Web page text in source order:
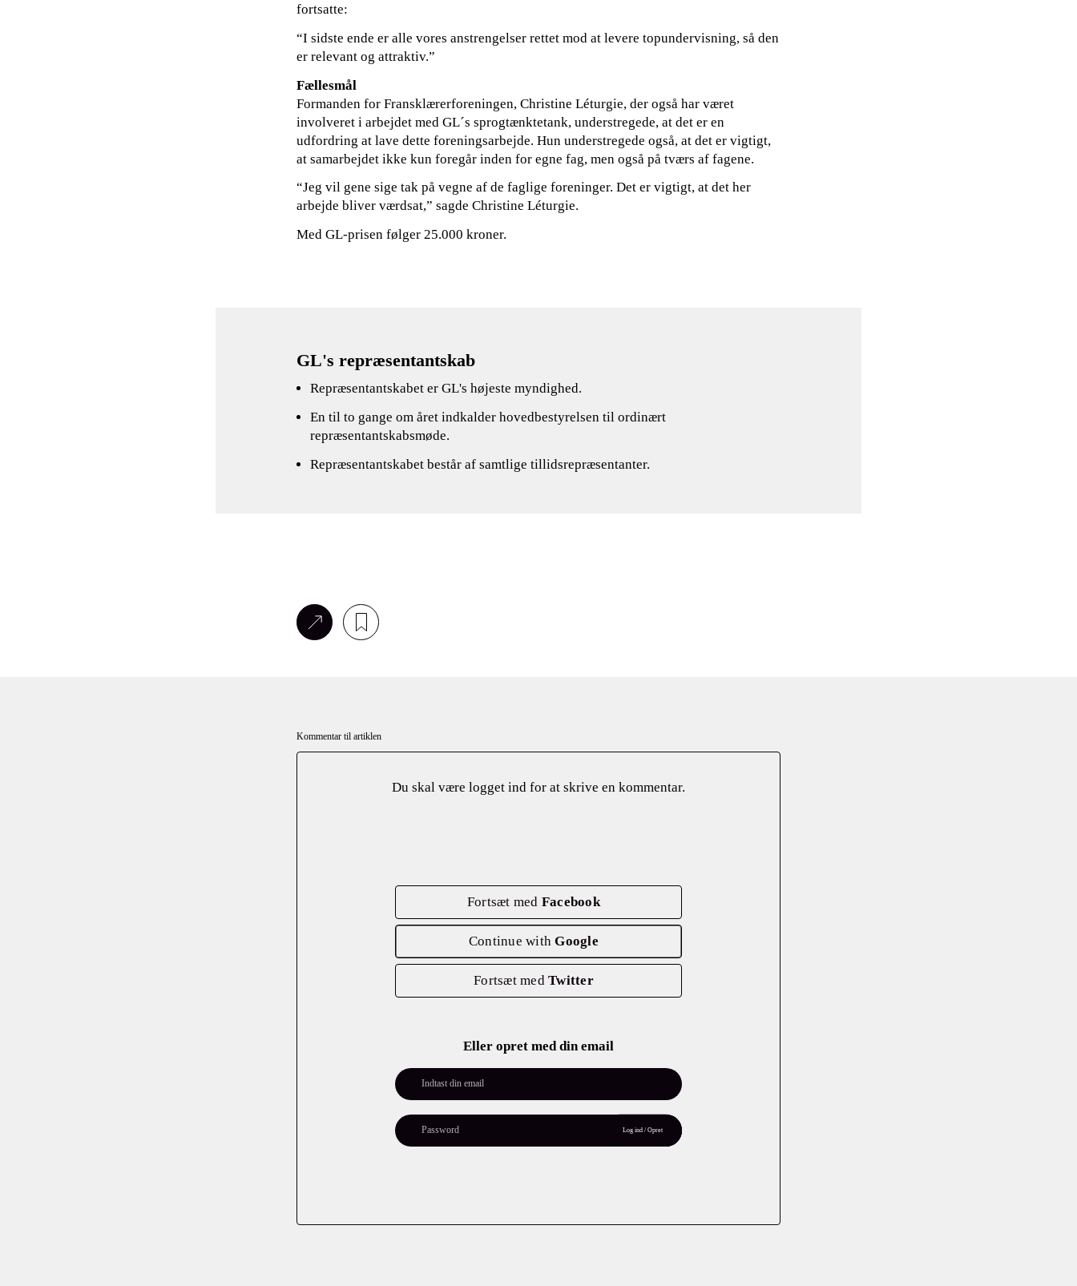
fortsatte:
“I sidste ende er alle vores anstrengelser rettet mod at levere topundervisning, så den
er relevant og attraktiv.”
Fællesmål
Formanden for Fransklærerforeningen, Christine Léturgie, der også har været
involveret i arbejdet med GL´s sprogtænktetank, understregede, at det er en
udfordring at lave dette foreningsarbejde. Hun understregede også, at det er vigtigt,
at samarbejdet ikke kun foregår inden for egne fag, men også på tværs af fagene.
“Jeg vil gene sige tak på vegne af de faglige foreninger. Det er vigtigt, at det her
arbejde bliver værdsat,” sagde Christine Léturgie.
Med GL-prisen følger 25.000 kroner.
GL's repræsentantskab
Repræsentantskabet er GL's højeste myndighed.
En til to gange om året indkalder hovedbestyrelsen til ordinært
repræsentantskabsmøde.
Repræsentantskabet består af samtlige tillidsrepræsentanter.
Kommentar til artiklen
Du skal være logget indfor at skrive en kommentar.
Fortsæt med Facebook
Continue withGoogle
Fortsæt medTwitter
Eller opret med din email
Log ind / Opret